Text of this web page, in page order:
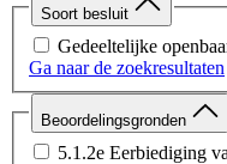
Soort besluit
Gedeeltelijke
Ga naar de zoekresultaten
Beoordelingsgronden
5.1.2e Eerbiediging